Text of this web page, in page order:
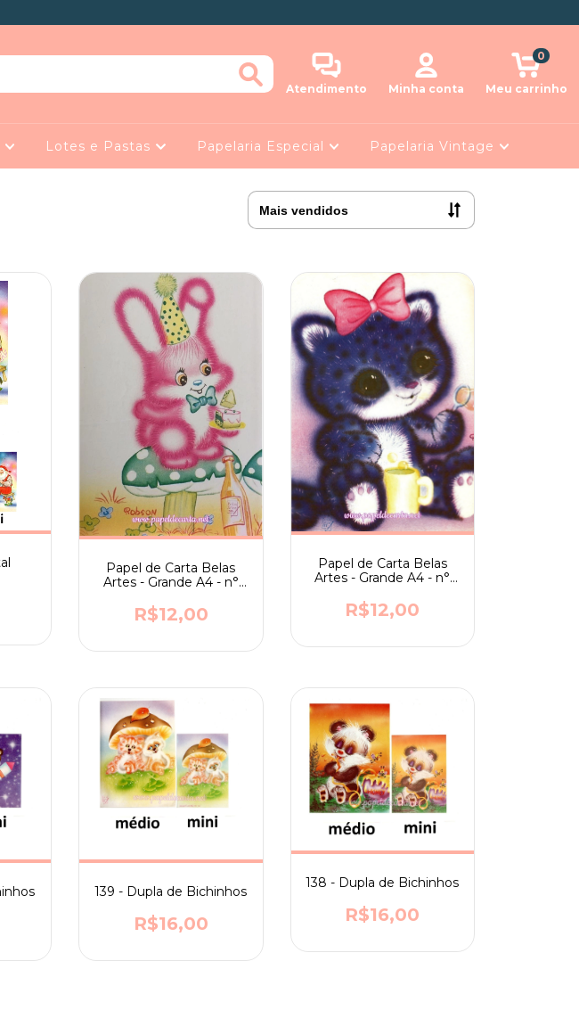
Atendimento Minha conta Meu carrinho
0
Lotes e Pastas Papelaria Especial Papelaria Vintage
Papel de Carta Belas
Artes - Grande A4 - n°
Tuzi
R$12,00
Papel de Carta Belas
Artes - Grande A4 - n°
Tuzi
R$12,00
139 - Dupla de Bichinhos
R$16,00
138 - Dupla de Bichinhos
R$16,00